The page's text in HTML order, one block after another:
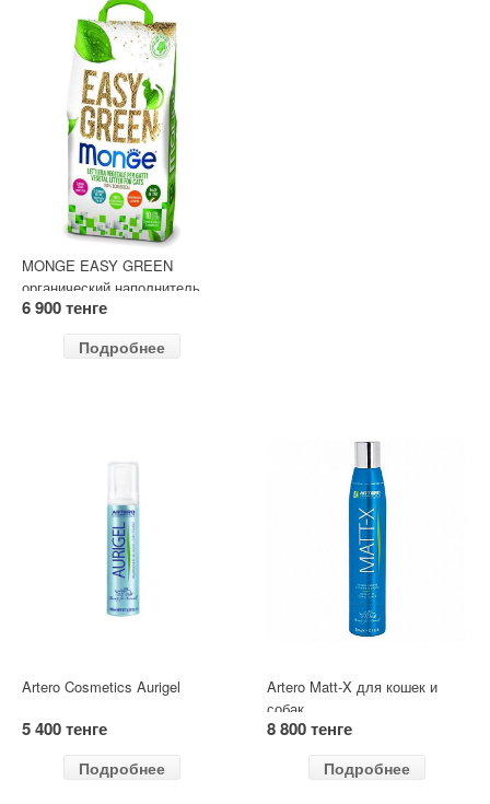
MONGE EASY GREEN
органический наполнитель
6 900 тенге
Подробнее
Artero Cosmetics Aurigel
5 400 тенге
Подробнее
Artero Matt-X для кошек и
собак
8 800 тенге
Подробнее